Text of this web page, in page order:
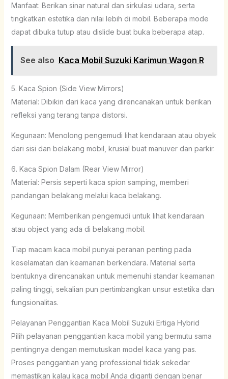
Manfaat: Berikan sinar natural dan sirkulasi udara, serta
tingkatkan estetika dan nilai lebih di mobil. Beberapa mode
dapat dibuka tutup atau dislide buat buka beberapa atap.
See also Kaca Mobil Suzuki Karimun Wagon R
5. Kaca Spion (Side View Mirrors)
Material: Dibikin dari kaca yang direncanakan untuk berikan
refleksi yang terang tanpa distorsi.
Kegunaan: Menolong pengemudi lihat kendaraan atau obyek
dari sisi dan belakang mobil, krusial buat manuver dan parkir.
6. Kaca Spion Dalam (Rear View Mirror)
Material: Persis seperti kaca spion samping, memberi
pandangan belakang melalui kaca belakang.
Kegunaan: Memberikan pengemudi untuk lihat kendaraan
atau object yang ada di belakang mobil.
Tiap macam kaca mobil punyai peranan penting pada
keselamatan dan keamanan berkendara. Material serta
bentuknya direncanakan untuk memenuhi standar keamanan
paling tinggi, sekalian pun pertimbangkan unsur estetika dan
fungsionalitas.
Pelayanan Penggantian Kaca Mobil Suzuki Ertiga Hybrid
Pilih pelayanan penggantian kaca mobil yang bermutu sama
pentingnya dengan memutuskan model kaca yang pas.
Proses penggantian yang professional tidak sekedar
memastikan kalau kaca mobil Anda diganti dengan benar